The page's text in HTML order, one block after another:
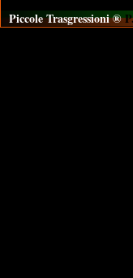
Piccole Trasgressioni ®